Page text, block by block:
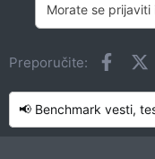
a
j
a
:
Morate se
Preporučite:
📢 Benchmark vesti,